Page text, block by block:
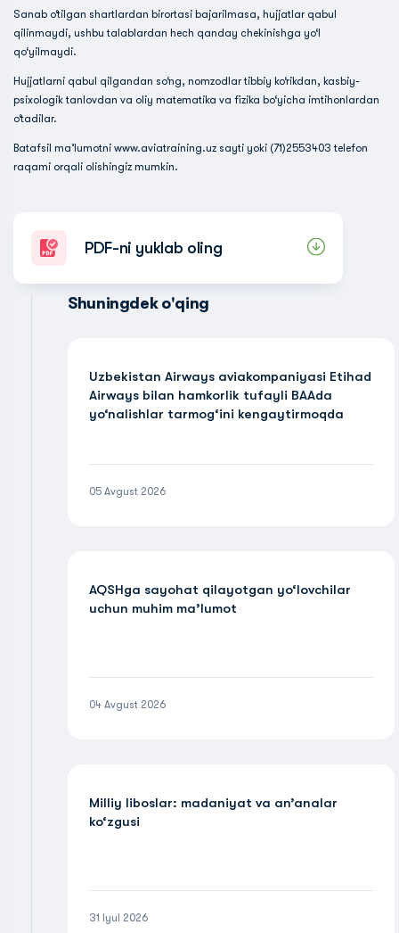
Sanab o‘tilgan shartlardan birortasi bajarilmasa, hujjatlar qabul
qilinmaydi, ushbu talablardan hech qanday chekinishga yo‘l
qo‘yilmaydi.
Hujjatlarni qabul qilgandan so‘ng, nomzodlar tibbiy ko‘rikdan, kasbiy-
psixologik tanlovdan va oliy matematika va fizika bo‘yicha imtihonlardan
o‘tadilar.
Batafsil maʼlumotni www.aviatraining.uz sayti yoki (71)2553403 telefon
raqami orqali olishingiz mumkin.
PDF-ni yuklab oling
Shuningdek o'qing
Uzbekistan Airways aviakompaniyasi Etihad
Airways bilan hamkorlik tufayli BAAda
yo‘nalishlar tarmog‘ini kengaytirmoqda
05 Avgust 2026
AQSHga sayohat qilayotgan yo‘lovchilar
uchun muhim ma’lumot
04 Avgust 2026
Milliy liboslar: madaniyat va an’analar
ko‘zgusi
31 Iyul 2026